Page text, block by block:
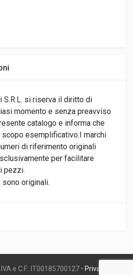
si riserva il diritto di
momento e senza preavviso
catalogo e informa che
esemplificativo.I marchi
di riferimento originali
per facilitare
pezzi.
originali.
e C.F.: IT00185700127 • Privacy